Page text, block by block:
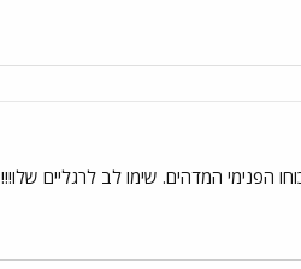
הפנימי המדהים. שימו לב לרגליים שלו!!!